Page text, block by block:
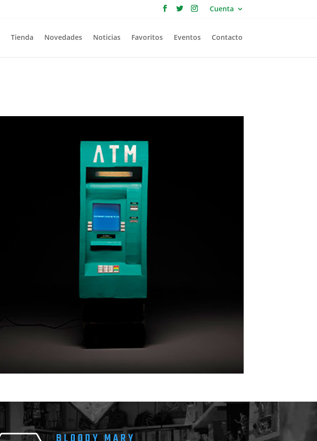
Cuenta
Tienda Novedades Noticias Favoritos Eventos Contacto